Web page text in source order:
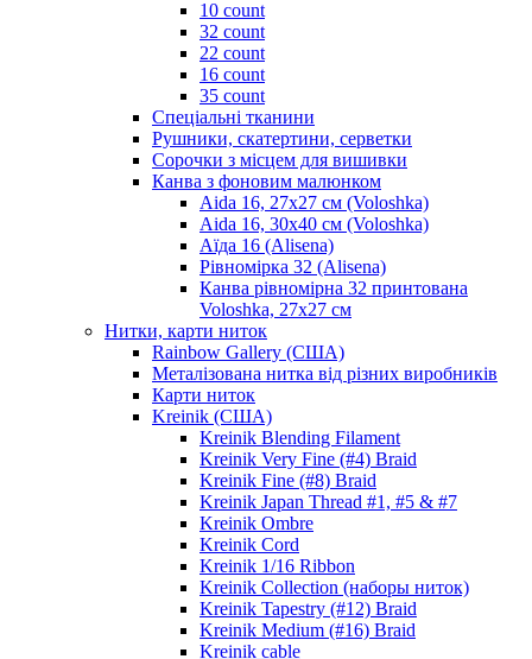
10 count
32 count
22 count
16 count
35 count
Спеціальні тканини
Рушники, скатертини, серветки
Сорочки з місцем для вишивки
Канва з фоновим малюнком
Aida 16, 27х27 см (Voloshka)
Aida 16, 30х40 см (Voloshka)
Аїда 16 (Alisena)
Рівномірка 32 (Alisena)
Канва рівномірна 32 принтована
Voloshka, 27х27 см
Нитки, карти ниток
Rainbow Gallery (США)
Металізована нитка від різних виробників
Карти ниток
Kreinik (США)
Kreinik Blending Filament
Kreinik Very Fine (#4) Braid
Kreinik Fine (#8) Braid
Kreinik Japan Thread #1, #5 & #7
Kreinik Ombre
Kreinik Cord
Kreinik 1/16 Ribbon
Kreinik Collection (наборы ниток)
Kreinik Tapestry (#12) Braid
Kreinik Medium (#16) Braid
Kreinik cable